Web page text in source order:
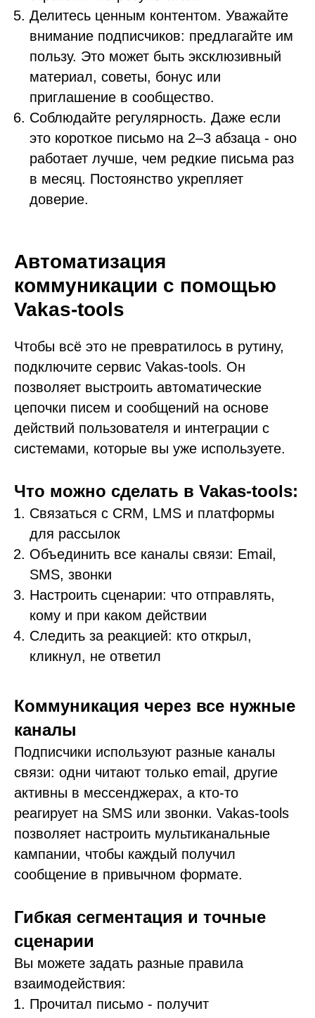
Делитесь ценным контентом. Уважайте
внимание подписчиков: предлагайте им
пользу. Это может быть эксклюзивный
материал, советы, бонус или
приглашение в сообщество.
Соблюдайте регулярность. Даже если
это короткое письмо на 2–3 абзаца - оно
работает лучше, чем редкие письма раз
в месяц. Постоянство укрепляет
доверие.
Автоматизация
коммуникации с помощью
Vakas-tools
Чтобы всё это не превратилось в рутину,
подключите сервис Vakas-tools. Он
позволяет выстроить автоматические
цепочки писем и сообщений на основе
действий пользователя и интеграции с
системами, которые вы уже используете.
Что можно сделать в Vakas-tools:
Связаться с CRM, LMS и платформы
для рассылок
Объединить все каналы связи: Email,
SMS, звонки
Настроить сценарии: что отправлять,
кому и при каком действии
Следить за реакцией: кто открыл,
кликнул, не ответил
Коммуникация через все нужные
каналы
Подписчики используют разные каналы
связи: одни читают только email, другие
активны в мессенджерах, а кто-то
реагирует на SMS или звонки. Vakas-tools
позволяет настроить мультиканальные
кампании, чтобы каждый получил
сообщение в привычном формате.
Гибкая сегментация и точные
сценарии
Вы можете задать разные правила
взаимодействия:
Прочитал письмо - получит